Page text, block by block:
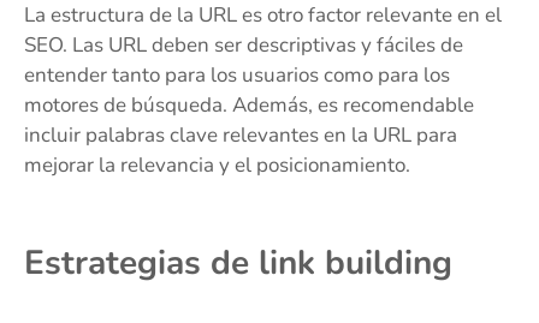
La estructura de la URL es otro factor relevante en el
SEO. Las URL deben ser descriptivas y fáciles de
entender tanto para los usuarios como para los
motores de búsqueda. Además, es recomendable
incluir palabras clave relevantes en la URL para
mejorar la relevancia y el posicionamiento.
Estrategias de link building